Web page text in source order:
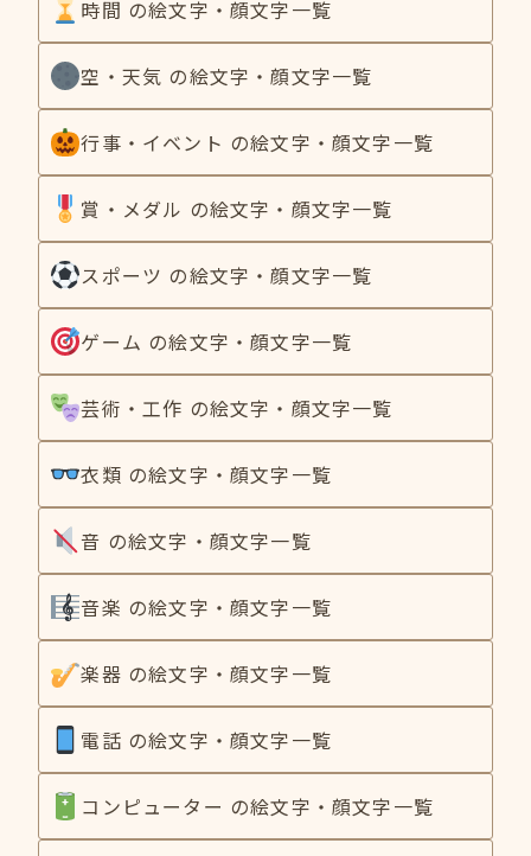
時間 の絵文字・顔文字一覧
空・天気 の絵文字・顔文字一覧
行事・イベント の絵文字・顔文字一覧
賞・メダル の絵文字・顔文字一覧
スポーツ の絵文字・顔文字一覧
ゲーム の絵文字・顔文字一覧
芸術・工作 の絵文字・顔文字一覧
衣類 の絵文字・顔文字一覧
音 の絵文字・顔文字一覧
音楽 の絵文字・顔文字一覧
楽器 の絵文字・顔文字一覧
電話 の絵文字・顔文字一覧
コンピューター の絵文字・顔文字一覧